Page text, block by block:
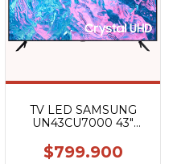
TV LED SAMSUNG
UN43CU7000 43"
$799.900